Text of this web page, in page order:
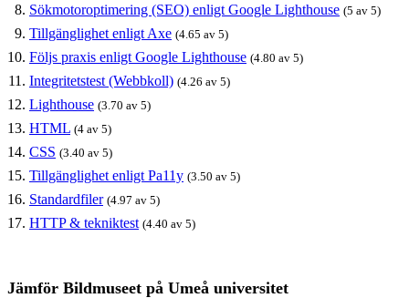
Sökmotoroptimering (SEO) enligt Google Lighthouse (5 av 5)
Tillgänglighet enligt Axe (4.65 av 5)
Följs praxis enligt Google Lighthouse (4.80 av 5)
Integritetstest (Webbkoll) (4.26 av 5)
Lighthouse (3.70 av 5)
HTML (4 av 5)
CSS (3.40 av 5)
Tillgänglighet enligt Pa11y (3.50 av 5)
Standardfiler (4.97 av 5)
HTTP & tekniktest (4.40 av 5)
Jämför Bildmuseet på Umeå universitet